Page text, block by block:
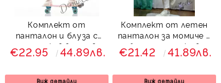
Комплект от
панталон и блуза с
дълъг ръкав в лилаво
€22.95 44.89лв.
Виж детайли
Комплект от летен
панталон за момиче в
бяло с тениска в
черно
€21.42 41.89лв.
Виж детайли